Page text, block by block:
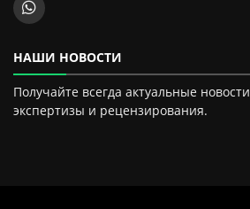
НАШИ НОВОСТИ
Получайте всегда актуальные
экспертизы и рецензирования.